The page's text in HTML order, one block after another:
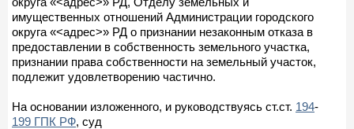
имущественных отношений Администрации городского
округа «<адрес>» РД о признании незаконным отказа в
предоставлении в собственность земельного участка,
признании права собственности на земельный участок,
подлежит удовлетворению частично.
На основании изложенного, и руководствуясь ст.ст. 194-
199 ГПК РФ, суд